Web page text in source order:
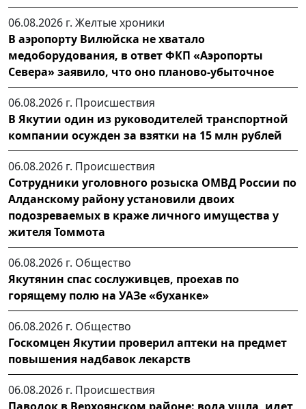
06.08.2026 г. Желтые хроники
В аэропорту Вилюйска не хватало
медоборудования, в ответ ФКП «Аэропорты
Севера» заявило, что оно планово-убыточное
06.08.2026 г. Происшествия
В Якутии один из руководителей транспортной
компании осужден за взятки на 15 млн рублей
06.08.2026 г. Происшествия
Сотрудники уголовного розыска ОМВД России по
Алданскому району установили двоих
подозреваемых в краже личного имущества у
жителя Томмота
06.08.2026 г. Общество
Якутянин спас сослуживцев, проехав по
горящему полю на УАЗе «буханке»
06.08.2026 г. Общество
Госкомцен Якутии проверил аптеки на предмет
повышения надбавок лекарств
06.08.2026 г. Происшествия